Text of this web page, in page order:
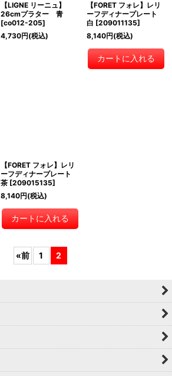
【LIGNE リーニュ】
26cmプラター 青
[co012-205]
4,730円(税込)
【FORET フォレ】レリ
ーフディナープレート
白 [209011135]
8,140円(税込)
カートに入れる
【FORET フォレ】レリ
ーフディナープレート
茶 [209015135]
8,140円(税込)
カートに入れる
«前 1 2